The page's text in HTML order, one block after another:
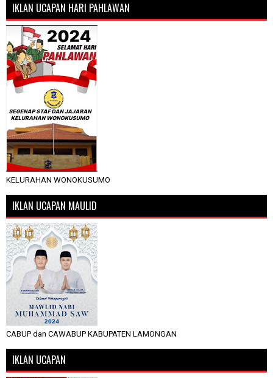
IKLAN UCAPAN HARI PAHLAWAN
KELURAHAN WONOKUSUMO
IKLAN UCAPAN MAULID
CABUP dan CAWABUP KABUPATEN LAMONGAN
IKLAN UCAPAN